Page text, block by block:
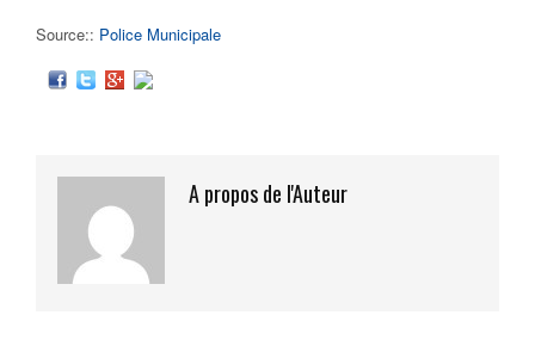
Source:: Police Municipale
A propos de l'Auteur